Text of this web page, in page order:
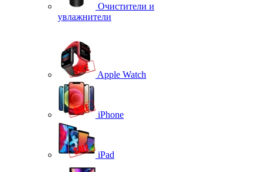
Очистители и
увлажнители
Apple Watch
iPhone
iPad